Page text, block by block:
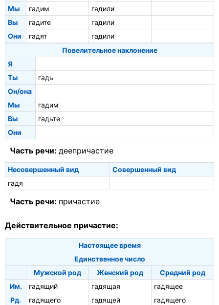
Мы
гадим
гадили
Вы
гадите
гадили
Они
гадят
гадили
Повелительное наклонение
Я
Ты
гадь
Он/она
Мы
гадим
Вы
гадьте
Они
Часть речи: деепричастие
Несовершенный вид
Совершенный вид
гадя
Часть речи: причастие
Действительное причастие:
Настоящее время
Единственное число
Мужской род
Женский род
Средний род
Им.
гадящий гадящая
гадящее
Рд.
гадящего гадящей
гадящего